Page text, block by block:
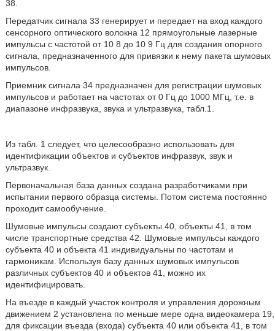
38.
Передатчик сигнала 33 генерирует и передает на вход каждого
сенсорного оптического волокна 12 прямоугольные лазерные
импульсы с частотой от 10 8 до 10 9 Гц для создания опорного
сигнала, предназначенного для привязки к нему пакета шумовых
импульсов.
Приемник сигнала 34 предназначен для регистрации шумовых
импульсов и работает на частотах от 0 Гц до 1000 МГц, т.е. в
диапазоне инфразвука, звука и ультразвука, табл.1.
Из табл. 1 следует, что целесообразно использовать для
идентификации объектов и субъектов инфразвук, звук и
ультразвук.
Первоначальная база данных создана разработчиками при
испытании первого образца системы. Потом система постоянно
проходит самообучение.
Шумовые импульсы создают субъекты 40, объекты 41, в том
числе транспортные средства 42. Шумовые импульсы каждого
субъекта 40 и объекта 41 индивидуальны по частотам и
гармоникам. Используя базу данных шумовых импульсов
различных субъектов 40 и объектов 41, можно их
идентифицировать.
На въезде в каждый участок контроля и управления дорожным
движением 2 установлена по меньше мере одна видеокамера 19,
для фиксации въезда (входа) субъекта 40 или объекта 41, в том